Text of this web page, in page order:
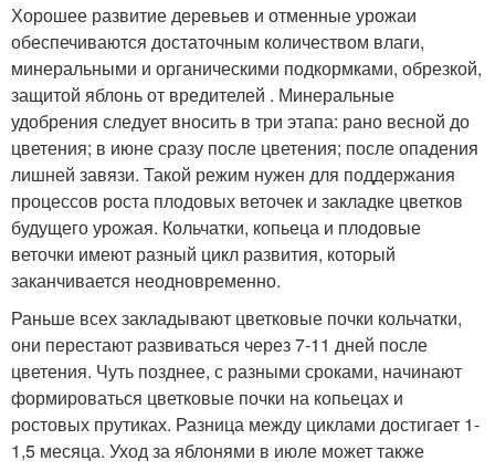
Хорошее развитие деревьев и отменные урожаи
обеспечиваются достаточным количеством влаги,
минеральными и органическими подкормками, обрезкой,
защитой яблонь от вредителей . Минеральные
удобрения следует вносить в три этапа: рано весной до
цветения; в июне сразу после цветения; после опадения
лишней завязи. Такой режим нужен для поддержания
процессов роста плодовых веточек и закладке цветков
будущего урожая. Кольчатки, копьеца и плодовые
веточки имеют разный цикл развития, который
заканчивается неодновременно.
Раньше всех закладывают цветковые почки кольчатки,
они перестают развиваться через 7-11 дней после
цветения. Чуть позднее, с разными сроками, начинают
формироваться цветковые почки на копьецах и
ростовых прутиках. Разница между циклами достигает 1-
1,5 месяца. Уход за яблонями в июле может также